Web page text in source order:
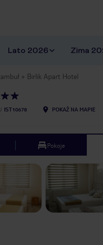
Lato 2026 Zima
Birlik Apart Hotel
IST10678 POKAŻ NA MAPIE
Pokoje